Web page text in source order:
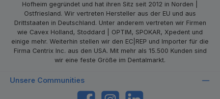
Hofheim gegründet und hat ihren Sitz seit 2012 in Norden |
Ostfriesland. Wir vertreten Hersteller aus der EU und aus
Drittstaaten in Deutschland. Unter anderem vertreten wir Firmen
wie Cavex Holland, Stoddard | OPTIM, SPOKAR, Xpedent und
einige mehr. Weiterhin stellen wir den EC|REP und Importer für die
Firma Centrix Inc. aus den USA. Mit mehr als 15.500 Kunden sind
wir eine feste Größe im Dentalmarkt.
Unsere Communities